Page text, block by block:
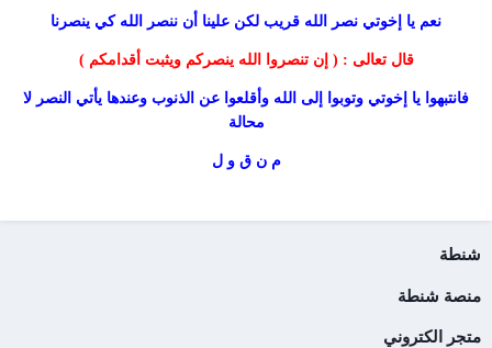
نعم يا إخوتي نصر الله قريب لكن علينا أن ننصر الله كي ينصرنا
قال تعالى : ( إن تنصروا الله ينصركم ويثبت أقدامكم )
فانتبهوا يا إخوتي وتوبوا إلى الله وأقلعوا عن الذنوب وعندها يأتي النصر لا
محالة
م ن ق و ل
شنطة
منصة شنطة
متجر الكتروني